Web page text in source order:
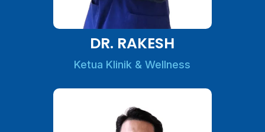
DR. RAKESH
Ketua Klinik & Wellness